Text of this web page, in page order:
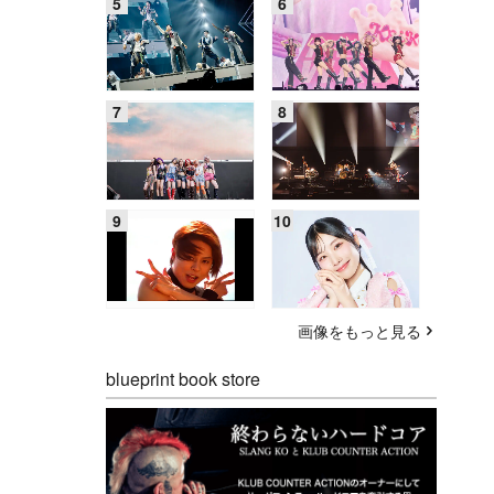
画像をもっと見る
blueprint book store